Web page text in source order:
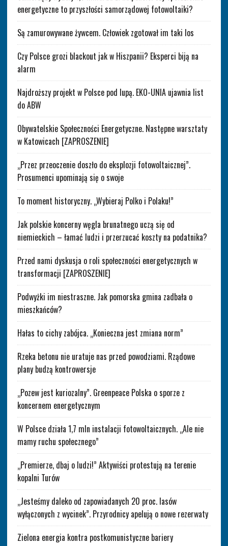
energetyczne to przyszłości samorządowej fotowoltaiki?
Są zamurowywane żywcem. Człowiek zgotował im taki los
Czy Polsce grozi blackout jak w Hiszpanii? Eksperci biją na
alarm
Najdroższy projekt w Polsce pod lupą. EKO-UNIA ujawnia list
do ABW
Obywatelskie Społeczności Energetyczne. Następne warsztaty
w Katowicach [ZAPROSZENIE]
„Przez przeoczenie doszło do eksplozji fotowoltaicznej”.
Prosumenci upominają się o swoje
To moment historyczny. „Wybieraj Polko i Polaku!”
Jak polskie koncerny węgla brunatnego uczą się od
niemieckich – łamać ludzi i przerzucać koszty na podatnika?
Przed nami dyskusja o roli społeczności energetycznych w
transformacji [ZAPROSZENIE]
Podwyżki im niestraszne. Jak pomorska gmina zadbała o
mieszkańców?
Hałas to cichy zabójca. „Konieczna jest zmiana norm”
Rzeka betonu nie uratuje nas przed powodziami. Rządowe
plany budzą kontrowersje
„Pozew jest kuriozalny”. Greenpeace Polska o sporze z
koncernem energetycznym
W Polsce działa 1,7 mln instalacji fotowoltaicznych. „Ale nie
mamy ruchu społecznego”
„Premierze, dbaj o ludzi!” Aktywiści protestują na terenie
kopalni Turów
„Jesteśmy daleko od zapowiadanych 20 proc. lasów
wyłączonych z wycinek”. Przyrodnicy apelują o nowe rezerwaty
Zielona energia kontra postkomunistyczne bariery